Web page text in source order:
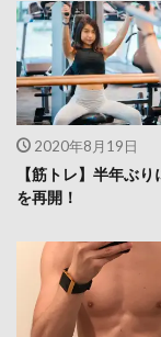
2020年8月19日
【筋トレ】半年ぶ
を再開！